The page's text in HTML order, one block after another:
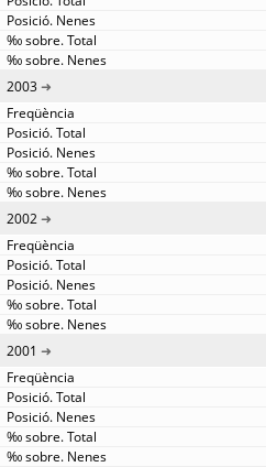
2003
2002
2001